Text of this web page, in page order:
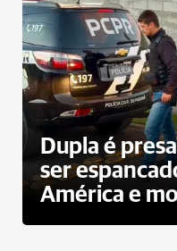
Dupla é
ser
América e